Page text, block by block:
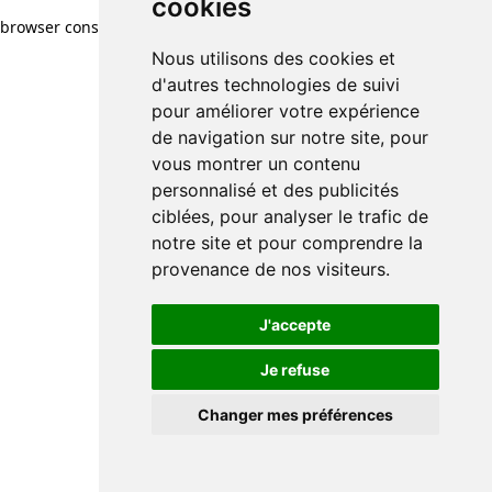
cookies
Nous utilisons des cookies et
d'autres technologies de suivi
pour améliorer votre expérience
de navigation sur notre site, pour
vous montrer un contenu
personnalisé et des publicités
ciblées, pour analyser le trafic de
notre site et pour comprendre la
provenance de nos visiteurs.
J'accepte
Je refuse
Changer mes préférences
browser console for more information)